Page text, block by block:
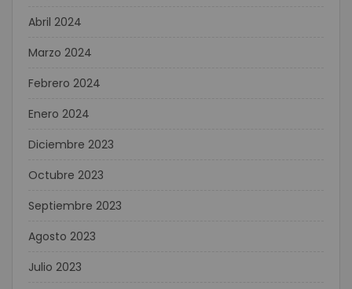
Abril 2024
Marzo 2024
Febrero 2024
Enero 2024
Diciembre 2023
Octubre 2023
Septiembre 2023
Agosto 2023
Julio 2023